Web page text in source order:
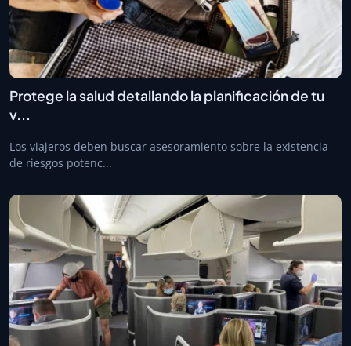
Protege la salud detallando la planificación de tu
v...
Los viajeros deben buscar asesoramiento sobre la existencia
de riesgos potenc...